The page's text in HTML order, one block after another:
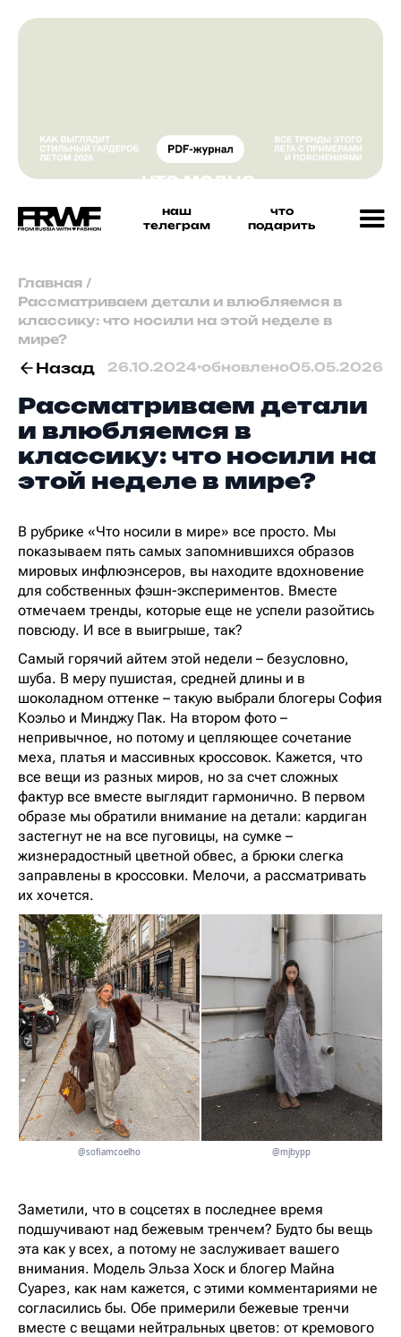
наш
телеграм
что
подарить
Главная /
Рассматриваем детали и влюбляемся в
классику: что носили на этой неделе в
мире?
Назад 26.10.2024•обновлено05.05.2026
Рассматриваем детали
и влюбляемся в
классику: что носили на
этой неделе в мире?
В рубрике «Что носили в мире» все просто. Мы
показываем пять самых запомнившихся образов
мировых инфлюэнсеров, вы находите вдохновение
для собственных фэшн-экспериментов. Вместе
отмечаем тренды, которые еще не успели разойтись
повсюду. И все в выигрыше, так?
Самый горячий айтем этой недели – безусловно,
шуба. В меру пушистая, средней длины и в
шоколадном оттенке – такую выбрали блогеры София
Коэльо и Минджу Пак. На втором фото –
непривычное, но потому и цепляющее сочетание
меха, платья и массивных кроссовок. Кажется, что
все вещи из разных миров, но за счет сложных
фактур все вместе выглядит гармонично. В первом
образе мы обратили внимание на детали: кардиган
застегнут не на все пуговицы, на сумке –
жизнерадостный цветной обвес, а брюки слегка
заправлены в кроссовки. Мелочи, а рассматривать
их хочется.
@sofiamcoelho @mjbypp
Заметили, что в соцсетях в последнее время
подшучивают над бежевым тренчем? Будто бы вещь
эта как у всех, а потому не заслуживает вашего
внимания. Модель Эльза Хоск и блогер Майна
Суарез, как нам кажется, с этими комментариями не
согласились бы. Обе примерили бежевые тренчи
вместе с вещами нейтральных цветов: от кремового